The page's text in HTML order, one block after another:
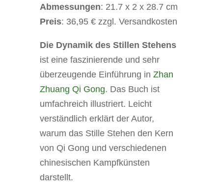
Abmessungen: 21.7 x 2 x 28.7 cm
Preis: 36,95 € zzgl. Versandkosten
Die Dynamik des Stillen Stehens
ist eine faszinierende und sehr
überzeugende Einführung in Zhan
Zhuang Qi Gong. Das Buch ist
umfachreich illustriert. Leicht
verständlich erklärt der Autor,
warum das Stille Stehen den Kern
von Qi Gong und verschiedenen
chinesischen Kampfkünsten
darstellt.